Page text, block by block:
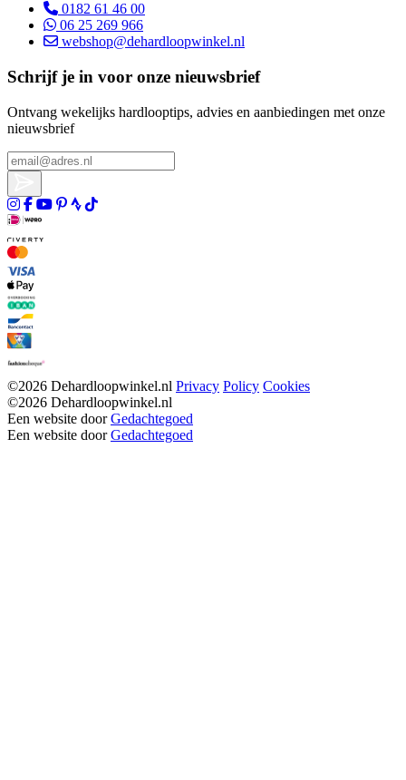
0182 61 46 00
06 25 269 966
webshop@dehardloopwinkel.nl
Schrijf je in voor onze nieuwsbrief
Ontvang wekelijks hardlooptips, advies en aanbiedingen met onze
nieuwsbrief
©2026 Dehardloopwinkel.nl Privacy Policy Cookies
©2026 Dehardloopwinkel.nl
Een website doorGedachtegoed
Een website doorGedachtegoed